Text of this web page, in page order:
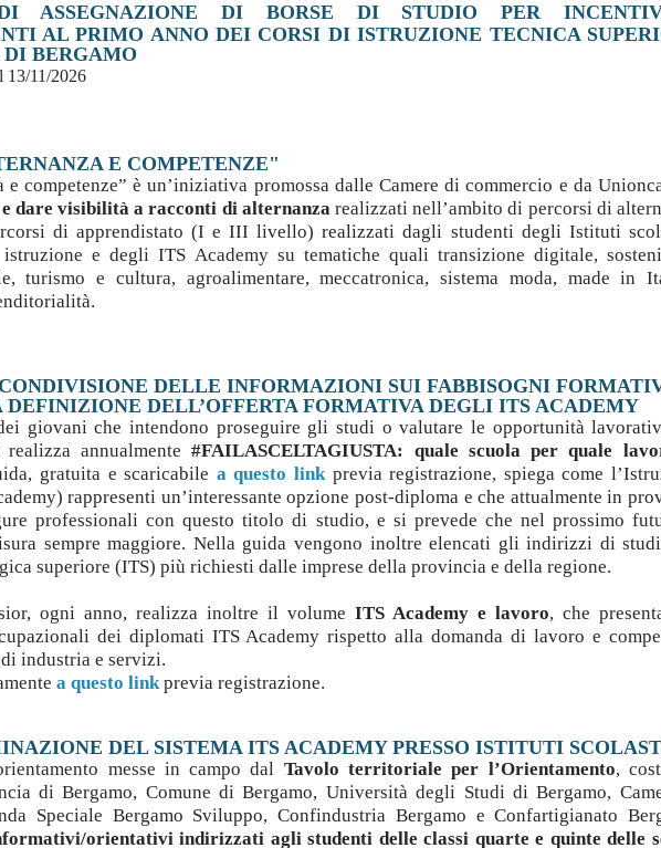
ASSEGNAZIONE DI BORSE DI STUDIO PER
AL PRIMO ANNO DEI CORSI DI ISTRUZIONE TECNICA
BERGAMO
13/11/2026
E COMPETENZE"
competenze” è un’iniziativa promossa dalle Camere di commercio e da
dare visibilità a racconti di alternanzarealizzati nell’ambito di percorsi di
di apprendistato (I e III livello) realizzati dagli studenti degli Istituti
e degli ITS Academy su tematiche quali transizione digitale,
turismo e cultura, agroalimentare, meccatronica, sistema moda, made in
DELLE INFORMAZIONI SUI FABBISOGNI
DELL’OFFERTA FORMATIVA DEGLI ITS ACADEMY
giovani che intendono proseguire gli studi o valutare le opportunità
annualmente#FAILASCELTAGIUSTA: quale scuola per quale
gratuita e scaricabile a questo linkprevia registrazione, spiega come
rappresenti un’interessante opzione post-diploma e che attualmente in
professionali con questo titolo di studio, e si prevede che nel prossimo
sempre maggiore. Nella guida vengono inoltre elencati gli indirizzi di
superiore (ITS) più richiesti dalle imprese della provincia e della regione.
ogni anno, realizza inoltre il volume ITS Academy e lavoro, che
dei diplomati ITS Academy rispetto alla domanda di lavoro e
industria e servizi.
a questo linkprevia registrazione.
DEL SISTEMA ITS ACADEMY PRESSO ISTITUTI
messe in campo dal Tavolo territoriale per l’Orientamento,
di Bergamo, Comune di Bergamo, Università degli Studi di Bergamo,
Speciale Bergamo Sviluppo, Confindustria Bergamo e Confartigianato
orientativi indirizzati agli studenti delle classi quarte e quinte delle